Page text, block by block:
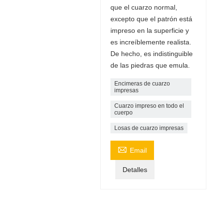
que el cuarzo normal,
excepto que el patrón está
impreso en la superficie y
es increíblemente realista.
De hecho, es indistinguible
de las piedras que emula.
Encimeras de cuarzo
impresas
Cuarzo impreso en todo el
cuerpo
Losas de cuarzo impresas
 Email
Detalles